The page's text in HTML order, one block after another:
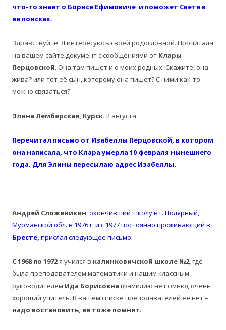
что-то знает о Борисе Ефимовиче и поможет Свете в
ее поисках.
Здравствуйте. Я интересуюсь своей родословной. Прочитала
на вашем сайте документ с сообщениями от Клары
Перцовской. Она там пишет и о моих родных. Скажите, она
жива? или тот её сын, которому она пишет? С ними как-то
можно связаться?
Элина Лемберская, Курск. 2 августа
Перечитал письмо от Изабеллы Перцовской, в котором
она написала, что Клара умерла 10 февраля нынешнего
года. Для Элины пересылаю адрес Изабеллы.
Андрей Сложеникин,окончивший школу в г. Полярный,
Мурманской обл. в 1976 г, и с 1977 постоянно проживающий в
Бресте, прислал следующее письмо:
С 1968 по 1972я учился в калинковичской школе №2, где
была преподавателем математики и нашим классным
руководителем Ида Борисовна (фамилию не помню), очень
хороший учитель. В вашем списке преподавателей ее нет –
надо востановить, ее тоже помнят.